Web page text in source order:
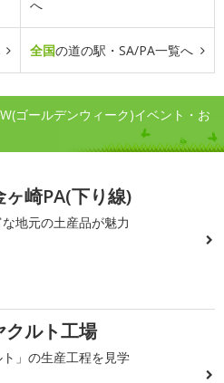
へ
全国の道の駅・SA/PA一覧へ
ゴールデンウィーク)イベント・お
ヶ崎PA(下り線)
地元の土産品が魅力
クルト工場
ト」の生産工程を見学